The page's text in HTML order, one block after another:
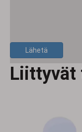
Lähetä
Liittyvät